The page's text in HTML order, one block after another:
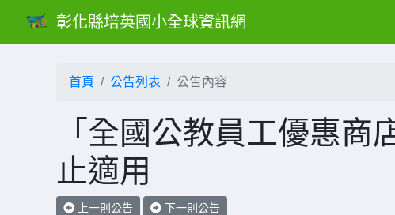
彰化縣培英國小全球資訊網
首頁 公告列表 公告內容
「全國公教員工優惠
止適用
上一則公告 下一則公告